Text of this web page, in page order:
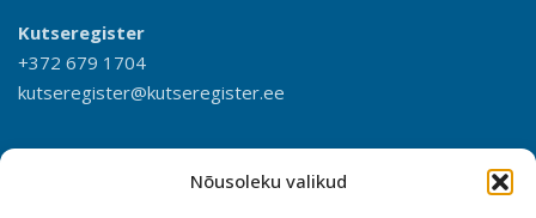
Nõusoleku valikud
Kutseregister
+372 679 1704
kutseregister@kutseregister.ee